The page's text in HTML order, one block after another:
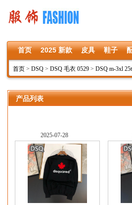
首页 2025 新款 皮具 鞋子
首页 > DSQ > DSQ 毛衣 0529 > DSQ m-3xl
产品列表
2025-07-28